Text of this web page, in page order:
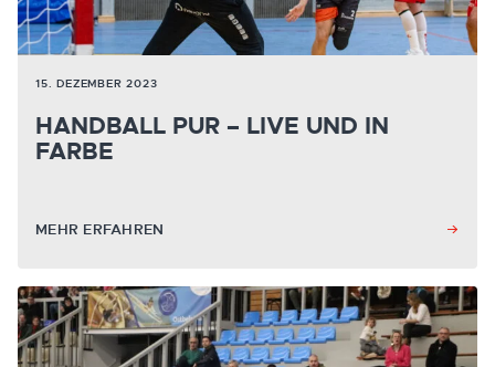
15. DEZEMBER 2023
HANDBALL PUR – LIVE UND IN
FARBE
MEHR ERFAHREN